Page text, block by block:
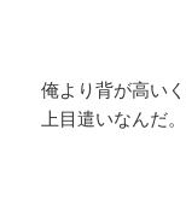
俺より背が高い
上目遣いなんだ。